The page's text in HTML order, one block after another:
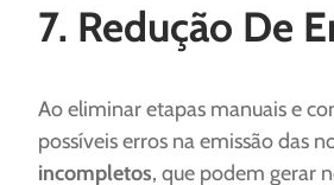
7. Redução De
Ao eliminar etapas manuais e
possíveis erros na emissão das
incompletos, que podem gerar